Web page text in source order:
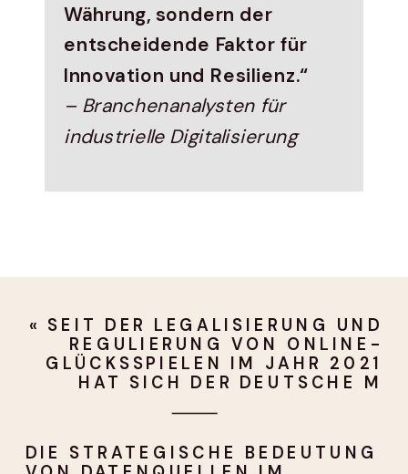
Währung, sondern der
entscheidende Faktor für
Innovation und Resilienz.“
– Branchenanalysten für
industrielle Digitalisierung
DIE STRATEGISCHE BEDEUTUNG
« SEIT DER LEGALISIERUNG UND
REGULIERUNG VON ONLINE-
GLÜCKSSPIELEN IM JAHR 2021
HAT SICH DER DEUTSCHE M